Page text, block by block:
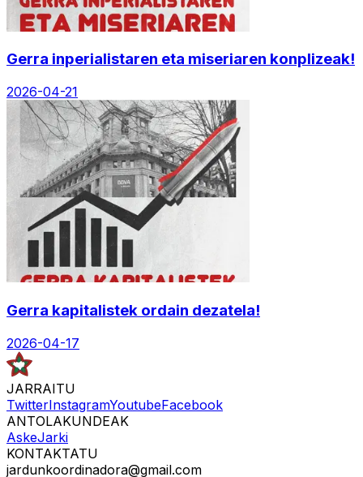
Gerra inperialistaren eta miseriaren konplizeak!
2026-04-21
Gerra kapitalistek ordain dezatela!
2026-04-17
JARRAITU
TwitterInstagramYoutubeFacebook
ANTOLAKUNDEAK
AskeJarki
KONTAKTATU
jardunkoordinadora@gmail.com